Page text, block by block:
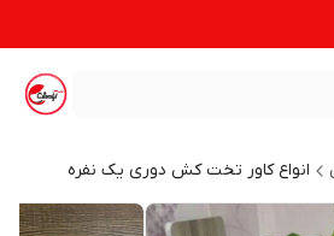
انواع کاور تخت کش دوری یک نفره